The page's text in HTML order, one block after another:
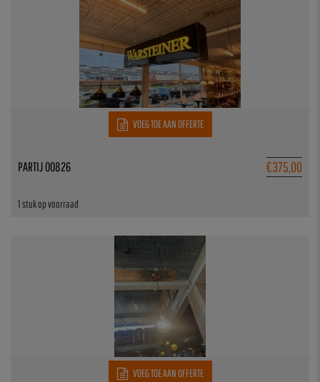
VOEG TOE AAN OFFERTE
€375,00
1 stuk op voorraad
PARTIJ 00826
VOEG TOE AAN OFFERTE